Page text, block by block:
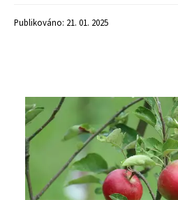
Publikováno: 21. 01. 2025